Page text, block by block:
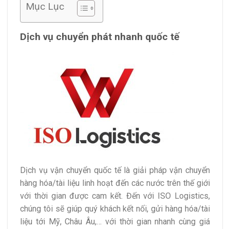
Mục Lục
Dịch vụ chuyển phát nhanh quốc tế
Dịch vụ vận chuyển quốc tế là giải pháp vận chuyển
hàng hóa/tài liệu linh hoạt đến các nước trên thế giới
với thời gian được cam kết. Đến với ISO Logistics,
chúng tôi sẽ giúp quý khách kết nối, gửi hàng hóa/tài
liệu tới Mỹ, Châu Âu,… với thời gian nhanh cùng giá